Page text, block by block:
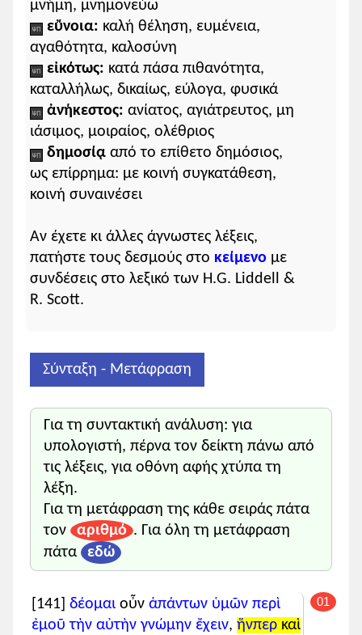
ἐκείνουςμιμήσασθαι,
ἀναμνησθένταςαὐτῶν
ὅτι ὅμοιοι
τοῖς πλείστων καὶ
μεγίστων ἀγαθῶν αἰτίοις
τῇ πόλει
γεγένηνται,
(οὗτοι)
πολλῶν ἕνεκα
σφᾶς αὐτοὺς
μάλιστα δὲ
τῆς εἰς ὑμᾶς εὐνοίας,
καὶ ὅπως,
τελική
ἢσυμφορά,
σῴζοιντο(
συγγνώμης
ὑμῶν
τυγχάνοντες.
εἰκότωςδ᾽ ἂν αὐτῶνμεμνῇσθε·
ὑμεῖς
β-κύρια
καὶ γὰρ τῇ πόλει ἁπάσῃ
γ-κύρια
αἱ τῶν ὑμετέρων προγόνων
ἀρεταὶ
πλείστου ἄξιαι
ἐπειδὴ γάρ, ὦ ἄνδρες,
χρονική
αἱ νῆες διεφθάρησαν,
μνήμη, μνημονεύω
εὔνοια: καλή θέληση, ευμένεια,
αγαθότητα, καλοσύνη
εἰκότως: κατά πάσα πιθανότητα,
καταλλήλως, δικαίως, εύλογα, φυσικά
ἀνήκεστος: ανίατος, αγιάτρευτος, μη
ιάσιμος, μοιραίος, ολέθριος
δημοσίᾳ από το επίθετο δημόσιος,
ως επίρρημα: με κοινή συγκατάθεση,
κοινή συναινέσει
Αν έχετε κι άλλες άγνωστες λέξεις,
πατήστε τους δεσμούς στο κείμενο με
συνδέσεις στο λεξικό των H.G. Liddell &
R. Scott.
Σύνταξη - Μετάφραση
Για τη συντακτική ανάλυση: για
υπολογιστή, πέρνα τον δείκτη πάνω από
τις λέξεις, για οθόνη αφής χτύπα τη
λέξη.
Για τη μετάφραση της κάθε σειράς πάτα
τον
αριθμό . Για όλη τη μετάφραση
πάτα
εδώ
01
[141] δέομαι οὖν ἁπάντων ὑμῶν περὶ
ἐμοῦ τὴν αὐτὴν γνώμην ἔχειν, ἥνπερ καὶ